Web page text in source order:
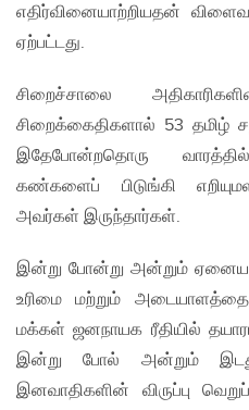
எதிர்வினையாற்றியதன்
ஏற்பட்டது.
சிறைச்சாலை
சிறைக்கைதிகளால் 53 தமிழ்
இதேபோன்றதொரு
கண்களைப் பிடுங்கி
அவர்கள் இருந்தார்கள்.
இன்று போன்று அன்றும்
உரிமை மற்றும்
மக்கள் ஜனநாயக ரீதியில்
இன்று போல் அன்றும்
இனவாதிகளின் விருப்பு